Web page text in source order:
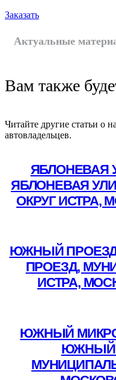
Заказать
Актуальные
Вам также
Читайте другие статьи о
автовладельцев.
ЯБЛОНЕВАЯ
ЯБЛОНЕВАЯ
ОКРУГ ИСТРА,
ЮЖНЫЙ
ПРОЕЗД,
ИСТРА,
ЮЖНЫЙ
ЮЖНЫЙ